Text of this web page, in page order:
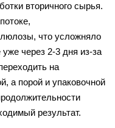
вторичного сырья.
что усложняло
через 2-3 дня из-за
на
а порой и упаковочной
результат.